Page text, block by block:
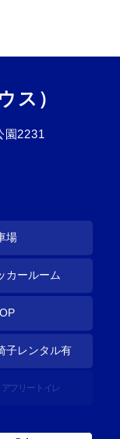
ス）
園2231
場
カールーム
子レンタル有
フリートイレ